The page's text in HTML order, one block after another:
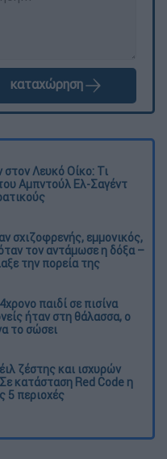
καταχώρηση
Λευκό Οίκο: Τι
Αμπντούλ Ελ-Σαγέντ
σχιζοφρενής, εμμονικός,
τον αντάμωσε η δόξα –
την πορεία της
παιδί σε πισίνα
ήταν στη θάλασσα, ο
το σώσει
ζέστης και ισχυρών
κατάσταση Red Code η
5 περιοχές